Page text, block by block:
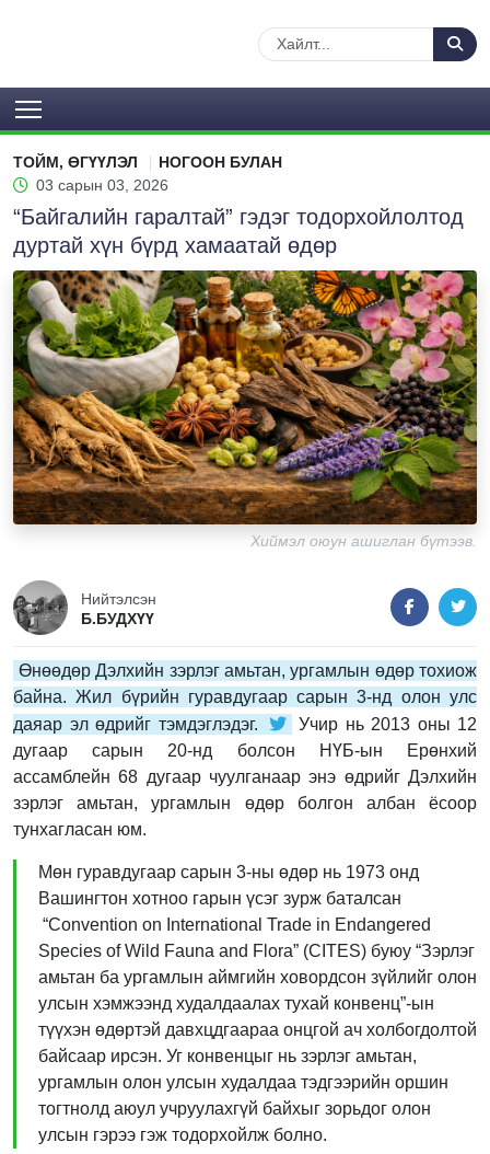
ТОЙМ, ӨГҮҮЛЭЛ
НОГООН БУЛАН
03 сарын 03, 2026
“Байгалийн гаралтай” гэдэг тодорхойлолтод
дуртай хүн бүрд хамаатай өдөр
Хиймэл оюун ашиглан бүтээв.
Нийтэлсэн
Б.БУДХҮҮ
Өнөөдөр Дэлхийн зэрлэг амьтан, ургамлын өдөр тохиож
байна. Жил бүрийн гуравдугаар сарын 3-нд олон улс
даяар эл өдрийг тэмдэглэдэг.
Учир нь 2013 оны 12
дугаар сарын 20-нд болсон НҮБ-ын Ерөнхий
ассамблейн 68 дугаар чуулганаар энэ өдрийг Дэлхийн
зэрлэг амьтан, ургамлын өдөр болгон албан ёсоор
тунхагласан юм.
Мөн гуравдугаар сарын 3-ны өдөр нь 1973 онд
Вашингтон хотноо гарын үсэг зурж баталсан
“Convention on International Trade in Endangered
Species of Wild Fauna and Flora” (CITES) буюу “Зэрлэг
амьтан ба ургамлын аймгийн ховордсон зүйлийг олон
улсын хэмжээнд худалдаалах тухай конвенц”-ын
түүхэн өдөртэй давхцдгаараа онцгой ач холбогдолтой
байсаар ирсэн. Уг конвенцыг нь зэрлэг амьтан,
ургамлын олон улсын худалдаа тэдгээрийн оршин
тогтнолд аюул учруулахгүй байхыг зорьдог олон
улсын гэрээ гэж тодорхойлж болно.